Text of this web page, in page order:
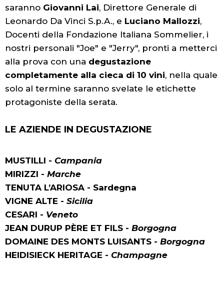
saranno Giovanni Lai, Direttore Generale di
Leonardo Da Vinci S.p.A., e Luciano Mallozzi,
Docenti della Fondazione Italiana Sommelier, i
nostri personali "Joe" e "Jerry", pronti a metterci
alla prova con una degustazione
completamente alla cieca di 10 vini, nella quale
solo al termine saranno svelate le etichette
protagoniste della serata.
LE AZIENDE IN DEGUSTAZIONE
MUSTILLI - Campania
MIRIZZI - Marche
TENUTA L’ARIOSA - Sardegna
VIGNE ALTE - Sicilia
CESARI - Veneto
JEAN DURUP PÈRE ET FILS - Borgogna
DOMAINE DES MONTS LUISANTS - Borgogna
HEIDISIECK HERITAGE - Champagne